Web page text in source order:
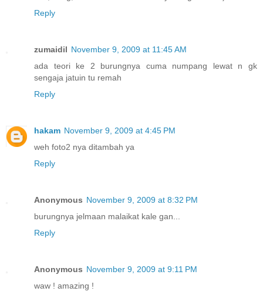
Reply
zumaidil November 9, 2009 at 11:45 AM
ada teori ke 2 burungnya cuma numpang lewat n gk
sengaja jatuin tu remah
Reply
hakam November 9, 2009 at 4:45 PM
weh foto2 nya ditambah ya
Reply
Anonymous November 9, 2009 at 8:32 PM
burungnya jelmaan malaikat kale gan...
Reply
Anonymous November 9, 2009 at 9:11 PM
waw ! amazing !